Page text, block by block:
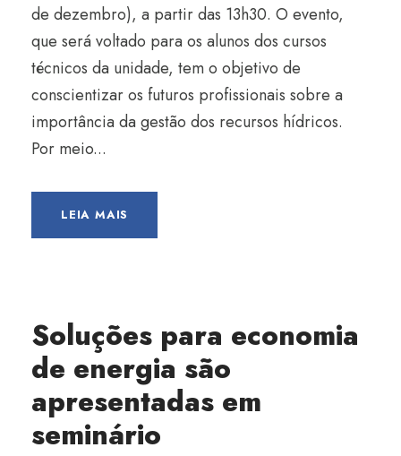
de dezembro), a partir das 13h30. O evento,
que será voltado para os alunos dos cursos
técnicos da unidade, tem o objetivo de
conscientizar os futuros profissionais sobre a
importância da gestão dos recursos hídricos.
Por meio...
LEIA MAIS
Soluções para economia
de energia são
apresentadas em
seminário